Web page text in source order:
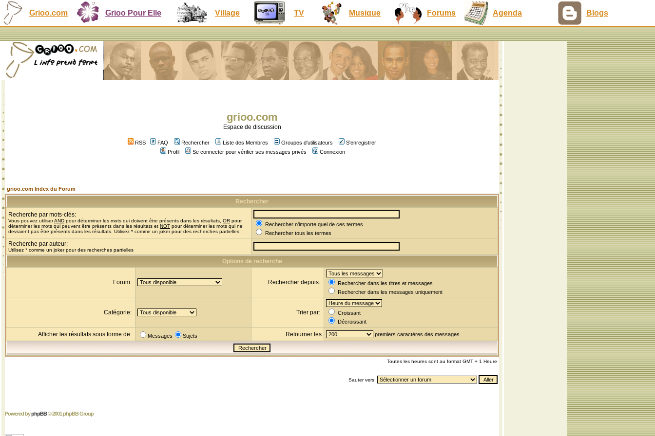
Grioo.com Grioo Pour Elle Village TV Musique Forums Agenda Blogs
grioo.com
Espace de discussion
RSS FAQ Rechercher Liste des Membres Groupes d'utilisateurs
S'enregistrer
Profil
Se connecter pour vérifier ses messages privés Connexion
grioo.com Index du Forum
Rechercher
Recherche par mots-clés:
Vous pouvez utiliserAND pour déterminer les mots qui doivent être présents dans les résultats, OR pour
déterminer les mots qui peuvent être présents dans les résultats et NOT pour déterminer les mots qui ne
devraient pas être présents dans les résultats. Utilisez * comme un joker pour des recherches partielles
Rechercher n'importe quel de ces termes
Rechercher tous les termes
Recherche par auteur:
Utilisez * comme un joker pour des recherches partielles
Options de recherche
Forum: Rechercher depuis:
Rechercher dans les titres et messages
Rechercher dans les messages uniquement
Catégorie: Trier par:
Croissant
Décroissant
Afficher les résultats sous forme de: Messages Sujets Retourner les premiers caractères des messages
Toutes les heures sont au format GMT + 1 Heure
Sauter vers:
Powered byphpBB© 2001 phpBB Group